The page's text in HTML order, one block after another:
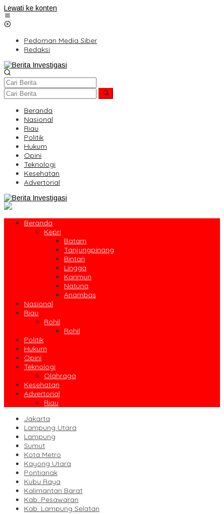
Lewati ke konten
Pedoman Media Siber
Redaksi
Beranda
Nasional
Riau
Politik
Hukum
Opini
Teknologi
Kesehatan
Advertorial
Beranda
Kepri
Batam
Tanjungpinang
Bintan
Lingga
Karimun
Natuna
Anambas
Nasional
Riau
Rohil
Rohil
Politik
Hukum
Opini
Teknologi
Olahraga
Kesehatan
Advertorial
Riau
Jakarta
Lampung Utara
Lampung
Sumut
Kota Metro
Kayong Utara
Pontianak
Kubu Raya
Kalimantan Barat
Kab. Pesawaran
Kab. Lampung Selatan